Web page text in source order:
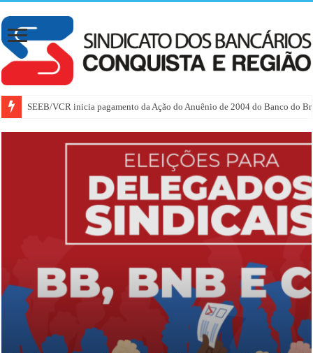
SEEB/VCR inicia pagamento da Ação do Anuênio de 2004 do Banco do